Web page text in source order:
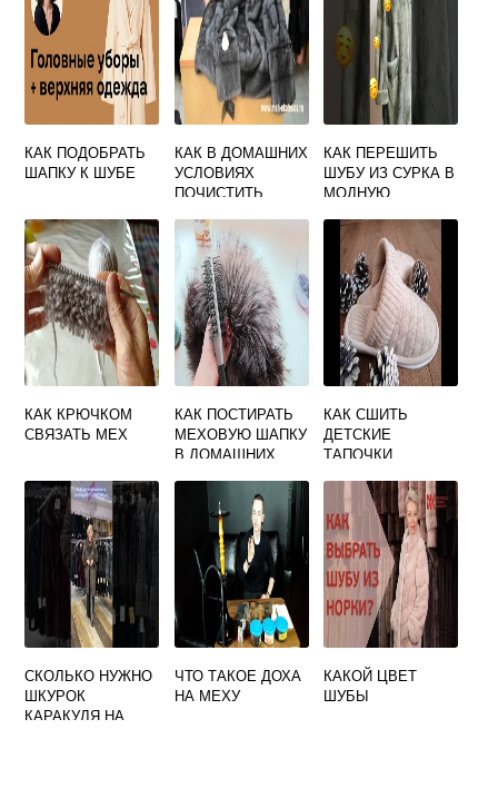
КАК ПОДОБРАТЬ
ШАПКУ К ШУБЕ
КАК В ДОМАШНИХ
УСЛОВИЯХ
ПОЧИСТИТЬ
КАК ПЕРЕШИТЬ
ШУБУ ИЗ СУРКА В
МОДНУЮ
КАК КРЮЧКОМ
СВЯЗАТЬ МЕХ
КАК ПОСТИРАТЬ
МЕХОВУЮ ШАПКУ
В ДОМАШНИХ
КАК СШИТЬ
ДЕТСКИЕ
ТАПОЧКИ
ВЫКРОЙКИ С
РАЗМЕРАМИ ИЗ
МЕХА
СКОЛЬКО НУЖНО
ШКУРОК
КАРАКУЛЯ НА
ЧТО ТАКОЕ ДОХА
НА МЕХУ
КАКОЙ ЦВЕТ
ШУБЫ